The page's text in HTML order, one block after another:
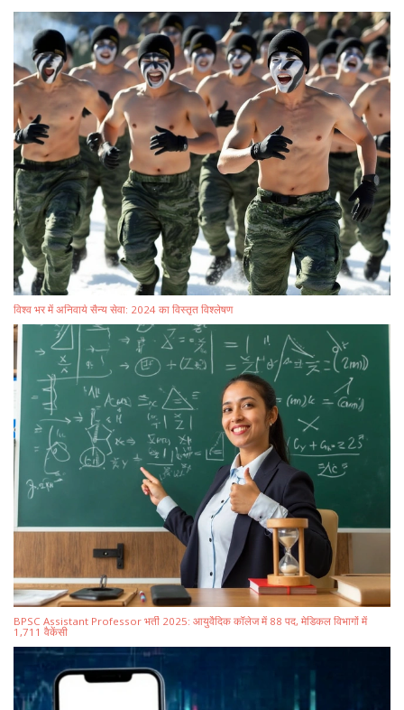
विश्व भर में अनिवार्य सैन्य सेवा: 2024 का विस्तृत विश्लेषण
BPSC Assistant Professor भर्ती 2025: आयुर्वेदिक कॉलेज में 88 पद, मेडिकल विभागों में
1,711 वैकेंसी